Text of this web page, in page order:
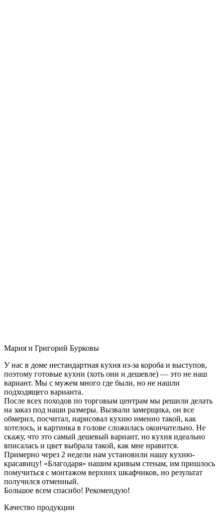
Мария и Григорий Бурковы
У нас в доме нестандартная кухня из-за короба и выступов,
поэтому готовые кухни (хоть они и дешевле) — это не наш
вариант. Мы с мужем много где были, но не нашли
подходящего варианта.
После всех походов по торговым центрам мы решили делать
на заказ под наши размеры. Вызвали замерщика, он все
обмерил, посчитал, нарисовал кухню именно такой, как
хотелось, и картинка в голове сложилась окончательно. Не
скажу, что это самый дешевый вариант, но кухня идеально
вписалась и цвет выбрала такой, как мне нравится.
Примерно через 2 недели нам установили нашу кухню-
красавицу! «Благодаря» нашим кривым стенам, им пришлось
помучиться с монтажом верхних шкафчиков, но результат
получился отменный.
Большое всем спасибо! Рекомендую!
Качество продукции